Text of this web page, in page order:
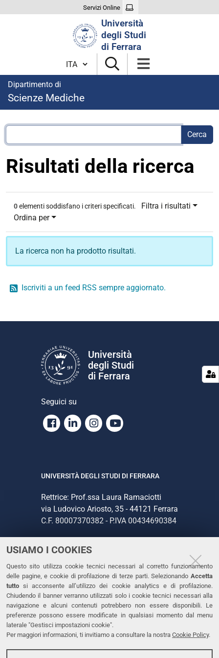
USIAMO I COOKIES
Questo sito utilizza cookie tecnici necessari al corretto funzionamento
delle pagine, e cookie di profilazione di terze parti. Selezionando Accetta
tutto si acconsente all’utilizzo dei cookie analytics e di profilazione.
Chiudendo il banner verranno utilizzati solo i cookie tecnici necessari alla
navigazione e alcuni contenuti potrebbero non essere disponibili. Le
preferenze possono essere modificate in qualsiasi momento dal menu
laterale "Gestisci impostazioni cookie".
Per maggiori informazioni, ti invitiamo a consultare la nostra Cookie Policy.
Servizi Online
Università
degli Studi
di Ferrara
Cambia lingua
Dipartimento di
Scienze Mediche
Risultati della ricerca
0elementi soddisfano i criteri specificati.
Filtra i risultati
Ordina per
La ricerca non ha prodotto risultati.
Iscriviti a un feed RSS sempre aggiornato.
Università
degli Studi
di Ferrara
Seguici su
Facebook
LinkedinInstagram
Youtube
UNIVERSITÀ DEGLI STUDI DI FERRARA
Rettrice: Prof.ssa Laura Ramaciotti
via Ludovico Ariosto, 35 - 44121 Ferrara
C.F. 80007370382 - P.IVA 00434690384
CONTATTI
Tel. +39 0532 293111
Fax. +39 0532 293031
PEC
LINKS